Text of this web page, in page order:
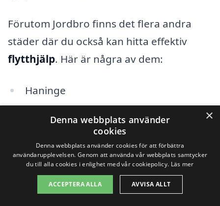
Förutom Jordbro finns det flera andra
städer där du också kan hitta effektiv
flytthjälp. Här är några av dem:
Haninge
Nynäshamn
Boo
Flemingsberg
×
Denna webbplats använder
cookies
Denna webbplats använder cookies för att förbättra
användarupplevelsen. Genom att använda vår webbplats samtycker
du till alla cookies i enlighet med vår cookiepolicy. Läs mer
ACCEPTERA ALLA AVVISA ALLT